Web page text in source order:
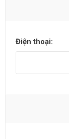
Điện thoại: